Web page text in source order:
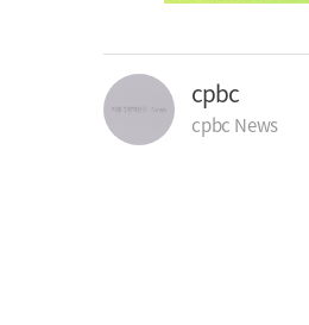
cpbc
cpbc News